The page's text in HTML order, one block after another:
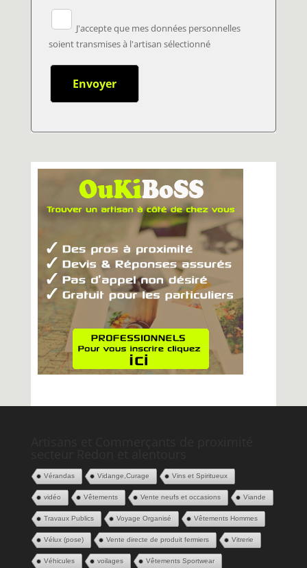
J'accepte que mes données personnelles
soient transmises à l'artisan sélectionné
Vérandas Vidange,Curage Vins et Spiritueux
vidéo Vêtements Vente neufs et occasions Viande
Travaux Publics Voyage Organisé Vêtements Hommes
Vélux (pose) Vente directe de produit fermiers Vitrerie
Véhicules voilages Vêtements Sportwear